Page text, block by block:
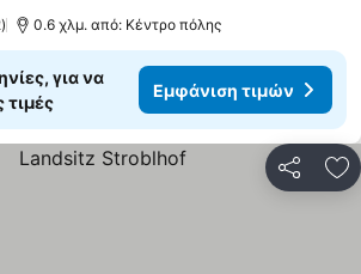
0.6 χλμ. από: Κέντρο πόλης
για να
τιμές
Εμφάνιση τιμών